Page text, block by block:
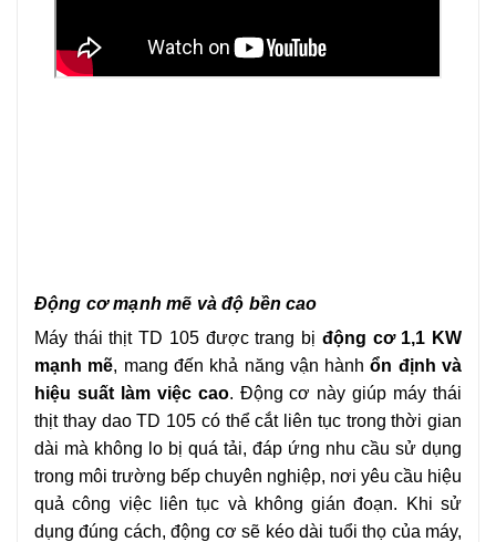
Động cơ mạnh mẽ và độ bền cao
Máy thái thịt TD 105 được trang bị động cơ 1,1 KW
mạnh mẽ, mang đến khả năng vận hànhổn định và
hiệu suất làm việc cao. Động cơ này giúp máy thái
thịt thay dao TD 105 có thể cắt liên tục trong thời gian
dài mà không lo bị quá tải, đáp ứng nhu cầu sử dụng
trong môi trường bếp chuyên nghiệp, nơi yêu cầu hiệu
quả công việc liên tục và không gián đoạn. Khi sử
dụng đúng cách, động cơ sẽ kéo dài tuổi thọ của máy,